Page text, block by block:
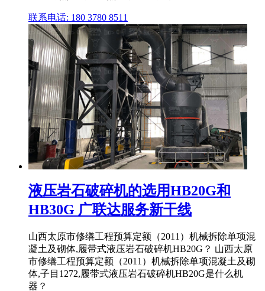
联系电话: 180 3780 8511
液压岩石破碎机的选用HB20G和
HB30G 广联达服务新干线
山西太原市修缮工程预算定额（2011）机械拆除单项混
凝土及砌体,履带式液压岩石破碎机HB20G？ 山西太原
市修缮工程预算定额（2011）机械拆除单项混凝土及砌
体,子目1272,履带式液压岩石破碎机HB20G是什么机
器？